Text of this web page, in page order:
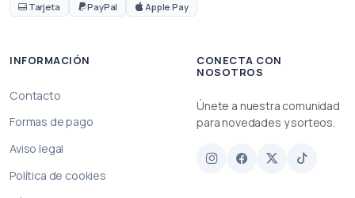
Tarjeta PayPal Apple Pay
INFORMACIÓN
Contacto
Formas de pago
Aviso legal
Política de cookies
CONECTA CON
NOSOTROS
Únete a nuestra comunidad
para novedades y sorteos.